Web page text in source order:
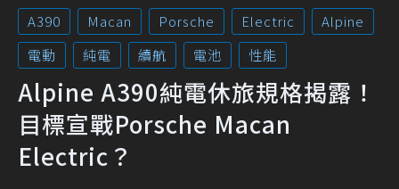
A390 Macan Porsche Electric
Alpine
電動
純電 續航 電池 性能
Alpine A390純電休旅規格揭露！
目標宣戰Porsche Macan
Electric？